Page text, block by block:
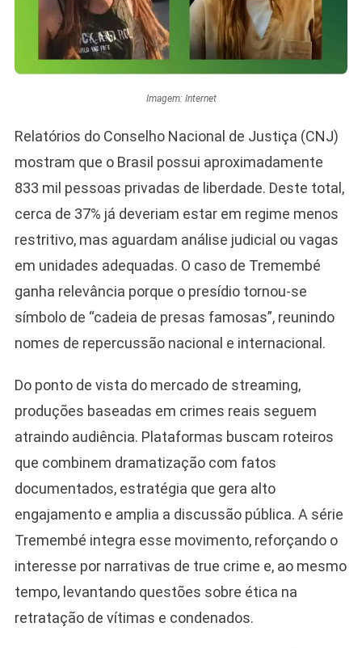
Imagem: Internet
Relatórios do Conselho Nacional de Justiça (CNJ)
mostram que o Brasil possui aproximadamente
833 mil pessoas privadas de liberdade. Deste total,
cerca de 37% já deveriam estar em regime menos
restritivo, mas aguardam análise judicial ou vagas
em unidades adequadas. O caso de Tremembé
ganha relevância porque o presídio tornou-se
símbolo de “cadeia de presas famosas”, reunindo
nomes de repercussão nacional e internacional.
Do ponto de vista do mercado de streaming,
produções baseadas em crimes reais seguem
atraindo audiência. Plataformas buscam roteiros
que combinem dramatização com fatos
documentados, estratégia que gera alto
engajamento e amplia a discussão pública. A série
Tremembé integra esse movimento, reforçando o
interesse por narrativas de true crime e, ao mesmo
tempo, levantando questões sobre ética na
retratação de vítimas e condenados.